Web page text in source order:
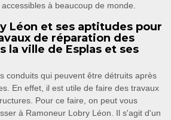
à beaucoup de monde.
Léon et ses aptitudes pour
de réparation des
la ville de Esplas et ses
conduits qui peuvent être détruits après
En effet, il est utile de faire des travaux
Pour ce faire, on peut vous
à Ramoneur Lobry Léon. Il s'agit d'un